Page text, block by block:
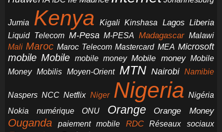
Jumia Kenya Kigali Kinshasa Lagos Liberia
Liquid Telecom M-Pesa M-PESA Madagascar Malawi
Mali Maroc Maroc Telecom Mastercard MEA Microsoft
mobile Mobile mobile money Mobile money Mobile
Money Mobilis Moyen-Orient MTN Nairobi Namibie
Naspers NCC Netflix Niger Nigeria Nigéria
Nokia
numérique ONU Orange Orange Money
Ouganda paiement mobile RDC Réseaux sociaux